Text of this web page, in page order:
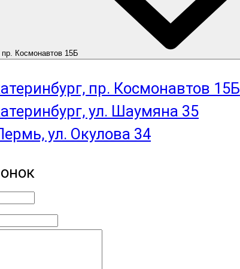
пр. Космонавтов 15Б
пр. Космонавтов 15Б
ул. Шаумяна 35
ул. Окулова 34